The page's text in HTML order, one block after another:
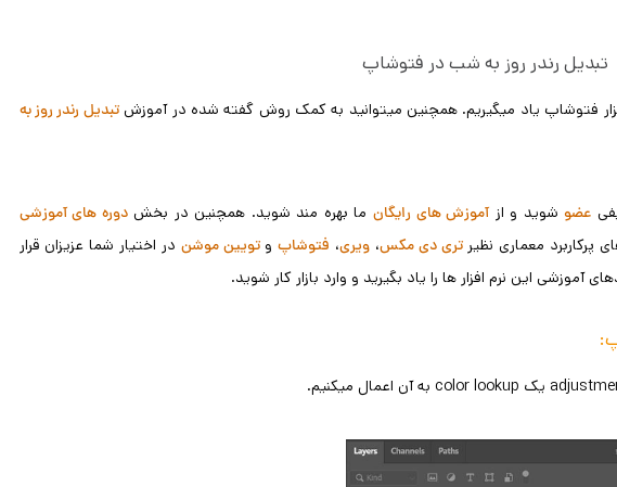
تبدیل رندر روز به شب در فتوشاپ
فتوشاپ یاد میگیریم. همچنین میتوانید به کمک روش گفته شده در آموزشتبدیل رندر روز به
عضو شوید و ازآموزش های رایگانما بهره مند شوید. همچنین در بخشدوره های آموزشی
پرکاربرد معماری نظیرتری دی مکس، ویری، فتوشاپوتویین موشن در اختیار شما عزیزان قرار
آموزشی این نرم افزار ها را یاد بگیرید و وارد بازار کار شوید.